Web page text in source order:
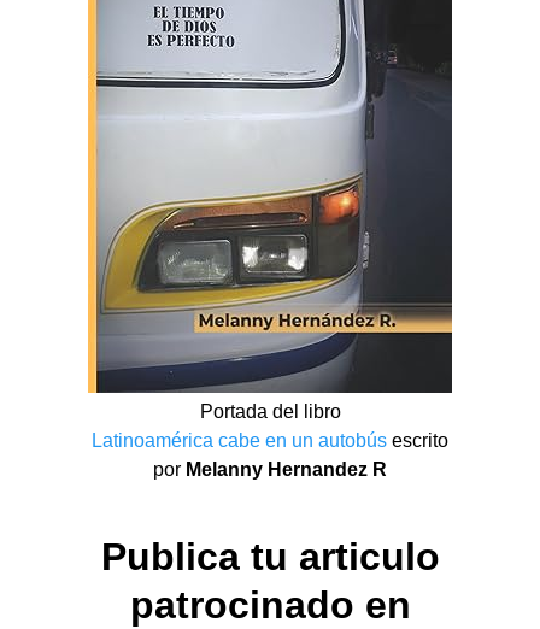
Portada del libro
Latinoamérica cabe en un autobús escrito
por Melanny Hernandez R
Publica tu articulo
patrocinado en